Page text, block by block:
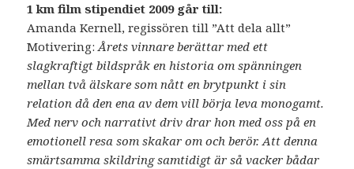
1 km film stipendiet 2009 går till:
Amanda Kernell, regissören till ”Att dela allt”
Motivering:Årets vinnare berättar med ett
slagkraftigt bildspråk en historia om spänningen
mellan två älskare som nått en brytpunkt i sin
relation då den ena av dem vill börja leva monogamt.
Med nerv och narrativt driv drar hon med oss på en
emotionell resa som skakar om och berör. Att denna
smärtsamma skildring samtidigt är så vacker bådar